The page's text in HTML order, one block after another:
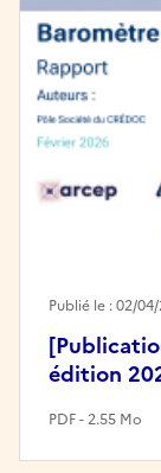
édition
Publié le : 02/
PDF - 2.55 Mo